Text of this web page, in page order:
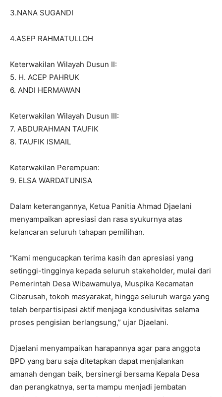
3.NANA SUGANDI
4.ASEP RAHMATULLOH
Keterwakilan Wilayah Dusun II:
5. H. ACEP PAHRUK
6. ANDI HERMAWAN
Keterwakilan Wilayah Dusun III:
7. ABDURAHMAN TAUFIK
8. TAUFIK ISMAIL
Keterwakilan Perempuan:
9. ELSA WARDATUNISA
Dalam keterangannya, Ketua Panitia Ahmad Djaelani
menyampaikan apresiasi dan rasa syukurnya atas
kelancaran seluruh tahapan pemilihan.
“Kami mengucapkan terima kasih dan apresiasi yang
setinggi-tingginya kepada seluruh stakeholder, mulai dari
Pemerintah Desa Wibawamulya, Muspika Kecamatan
Cibarusah, tokoh masyarakat, hingga seluruh warga yang
telah berpartisipasi aktif menjaga kondusivitas selama
proses pengisian berlangsung,” ujar Djaelani.
Djaelani menyampaikan harapannya agar para anggota
BPD yang baru saja ditetapkan dapat menjalankan
amanah dengan baik, bersinergi bersama Kepala Desa
dan perangkatnya, serta mampu menjadi jembatan